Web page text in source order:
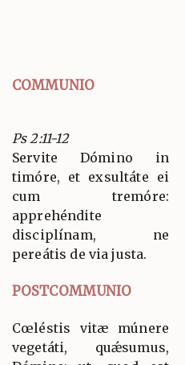
COMMUNIO
Ps 2:11-12
Servite Dómino in
timóre, et exsultáte ei
cum tremóre:
apprehéndite
disciplínam, ne
pereátis de via justa.
POSTCOMMUNIO
Cœléstis vitæ múnere
vegetáti, quǽsumus,